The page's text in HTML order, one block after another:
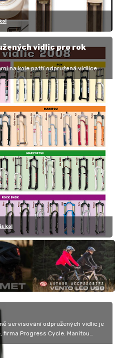
vidlic pro rok
na kole patří odpružená vidlice
při koupi nového kola nejvíce
kol
servisování odpružených vidlic je
firma Progress Cycle. Manitou